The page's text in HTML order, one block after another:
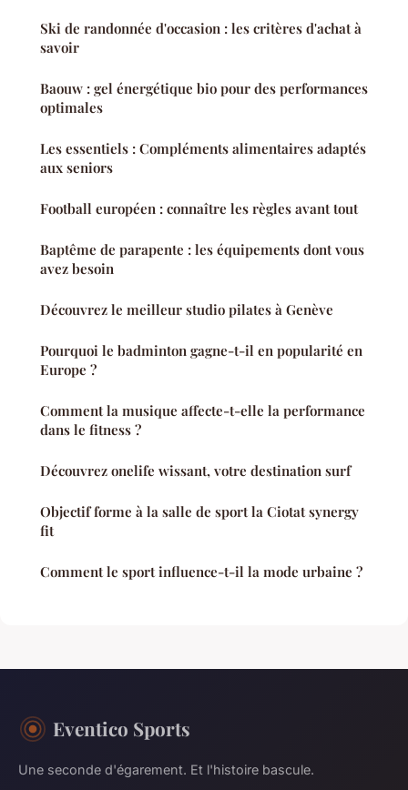
Ski de randonnée d'occasion : les critères d'achat à
savoir
Baouw : gel énergétique bio pour des performances
optimales
Les essentiels : Compléments alimentaires adaptés
aux seniors
Football européen : connaître les règles avant tout
Baptême de parapente : les équipements dont vous
avez besoin
Découvrez le meilleur studio pilates à Genève
Pourquoi le badminton gagne-t-il en popularité en
Europe ?
Comment la musique affecte-t-elle la performance
dans le fitness ?
Découvrez onelife wissant, votre destination surf
Objectif forme à la salle de sport la Ciotat synergy
fit
Comment le sport influence-t-il la mode urbaine ?
Eventico Sports
Une seconde d'égarement. Et l'histoire bascule.